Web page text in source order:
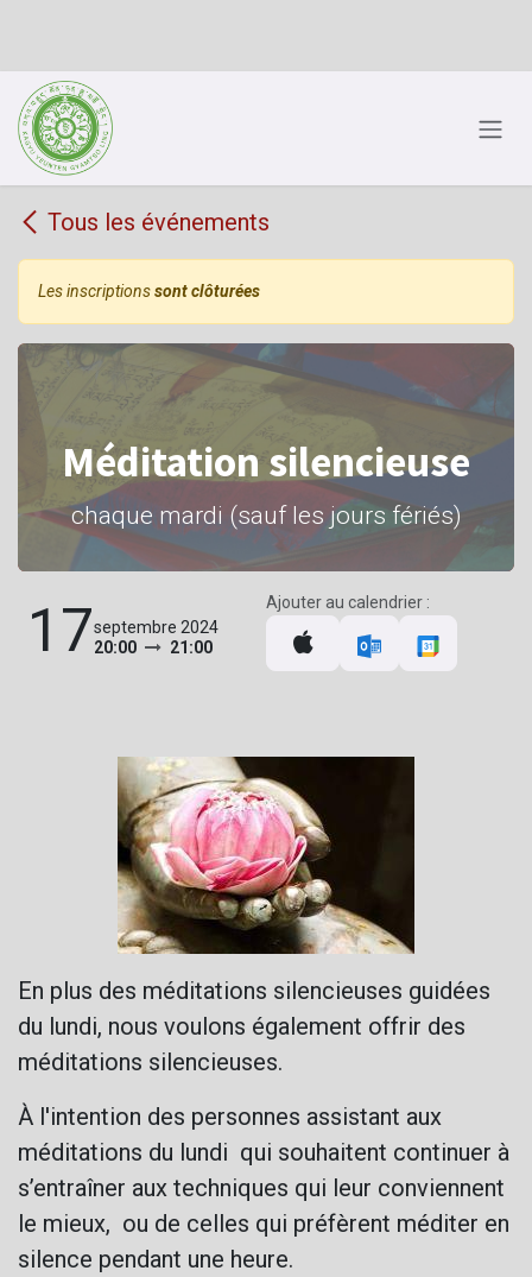
Se rendre au contenu
Tous les événements
Les inscriptionssont clôturées
Méditation silencieuse
chaque mardi (sauf les jours fériés)
17septembre 2024
20:00
21:00
Ajouter au calendrier :
En plus des méditations silencieuses guidées
du lundi, nous voulons également offrir des
méditations silencieuses.
À l'intention des personnes assistant aux
méditations du lundi qui souhaitent continuer à
s’entraîner aux techniques qui leur conviennent
le mieux, ou de celles qui préfèrent méditer en
silence pendant une heure.